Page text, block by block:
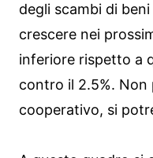
degli scambi di
crescere nei
inferiore rispetto a
contro il 2.5%.
cooperativo, si